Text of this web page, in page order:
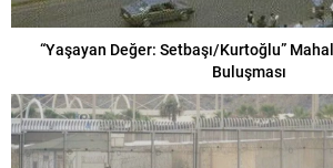
“Yaşayan Değer: Setbaşı/Kurtoğlu”
Buluşması